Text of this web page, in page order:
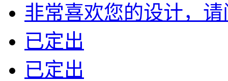
非常喜欢您的设计，请
已定出
已定出